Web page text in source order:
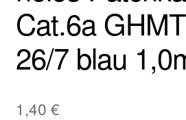
Cat.6a
26/7 blau
1,40 €